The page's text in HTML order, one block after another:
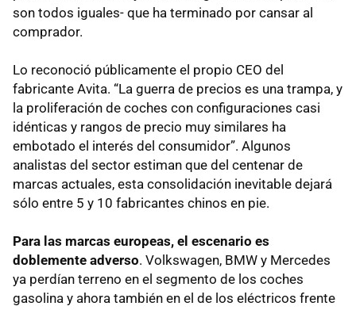
son todos iguales- que ha terminado por cansar al
comprador.
Lo reconoció públicamente el propio CEO del
fabricante Avita. “La guerra de precios es una trampa, y
la proliferación de coches con configuraciones casi
idénticas y rangos de precio muy similares ha
embotado el interés del consumidor”. Algunos
analistas del sector estiman que del centenar de
marcas actuales, esta consolidación inevitable dejará
sólo entre 5 y 10 fabricantes chinos en pie.
Para las marcas europeas, el escenario es
doblemente adverso. Volkswagen, BMW y Mercedes
ya perdían terreno en el segmento de los coches
gasolina y ahora también en el de los eléctricos frente